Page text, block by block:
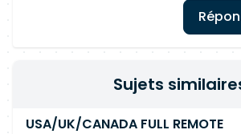
Sujets
USA/UK/CANADA FULL REMOTE